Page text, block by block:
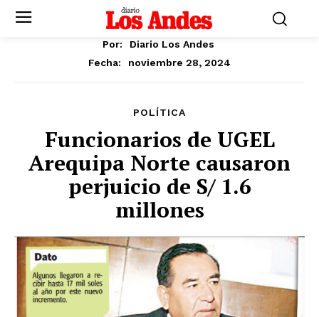
Por:
Diario Los Andes
Fecha:
noviembre 28, 2024
POLÍTICA
Funcionarios de UGEL
Arequipa Norte causaron
perjuicio de S/ 1.6
millones